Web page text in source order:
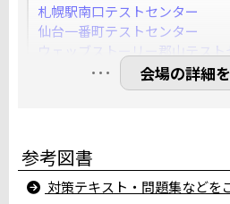
札幌駅南口テストセンター
仙台一番町テストセンター
ウェッブストーリー郡山テスト
YESパソコン学院盛岡大通テス
小山駅西口テストセンター
所沢駅南口テストセンター
大宮駅前テストセンター（川村
… 会場の詳細
参考図書
対策テキスト・問題集などを